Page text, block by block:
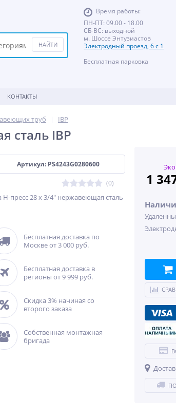
Время работы:
ПН-ПТ: 09.00 - 18.00
СБ-ВС: выходной
м. Шоссе Энтузиастов
Электродный проезд, 6 с 1
Бесплатная парковка
КОНТАКТЫ
труб IBP
сталь IBP
Артикул: PS4243G0280600
(0)
Н-пресс 28 x 3/4" нержавеющая сталь
Бесплатная доставка по
Москве от 3 000 руб.
Бесплатная доставка в
регионы от 9 999 руб.
Скидка 3% начиная со
второго заказа
Собственная монтажная
бригада
1